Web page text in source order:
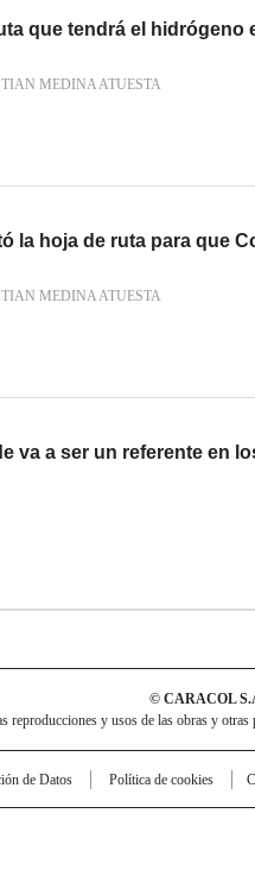
que tendrá el
MEDINA ATUESTA
la hoja de ruta para que
MEDINA ATUESTA
va a ser un referente en
© CARACOL
y usos de las obras y otras
de Datos Política de cookies